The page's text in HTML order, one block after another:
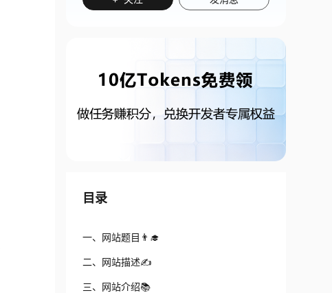
目录
一、网站题目👨‍🎓
二、网站描述✍️
三、网站介绍📚